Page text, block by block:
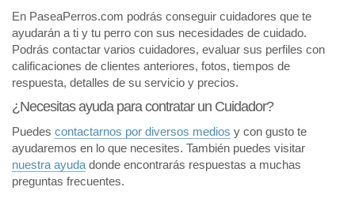
En PaseaPerros.com podrás conseguir cuidadores que te
ayudarán a ti y tu perro con sus necesidades de cuidado.
Podrás contactar varios cuidadores, evaluar sus perfiles con
calificaciones de clientes anteriores, fotos, tiempos de
respuesta, detalles de su servicio y precios.
¿Necesitas ayuda para contratar un Cuidador?
Puedes contactarnos por diversos medios y con gusto te
ayudaremos en lo que necesites. También puedes visitar
nuestra ayuda donde encontrarás respuestas a muchas
preguntas frecuentes.